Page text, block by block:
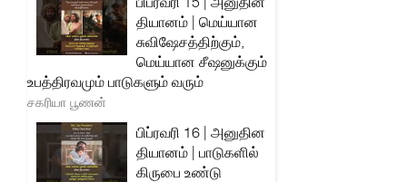
தியானம் | மெய்யான
சுவிஷேசத்திற்கும்,
மெய்யான சீஷனுக்கும்
உபத்திரவமும் பாடுகளும் வரும்
சகரியா பூணன்
பிப்ரவரி 16 | அனுதின
தியானம் | பாடுகளில்
கிருபை உண்டு